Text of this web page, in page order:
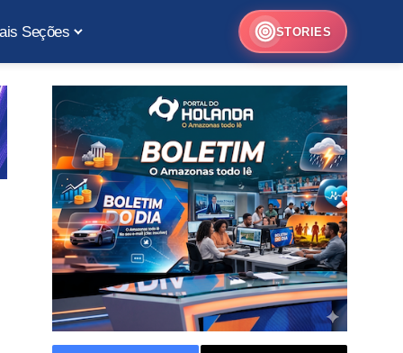
Seções STORIES